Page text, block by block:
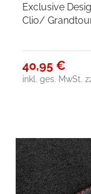
Exclusive
Clio/
40,95 €
inkl. ges. MwSt.